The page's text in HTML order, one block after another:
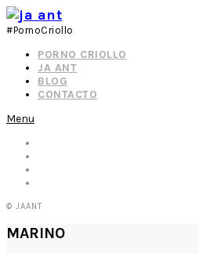
#PornoCriollo
PORNO CRIOLLO
JA ANT
BLOG
CONTACTO
Menu
© JAANT
MARINO